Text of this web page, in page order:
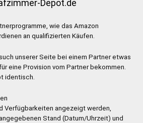
Depot.de
wie das Amazon
an qualifizierten Käufen.
unserer Seite bei einem Partner etwas
eine Provision vom Partner bekommen.
identisch.
Verfügbarkeiten angezeigt werden,
Stand (Datum/Uhrzeit) und